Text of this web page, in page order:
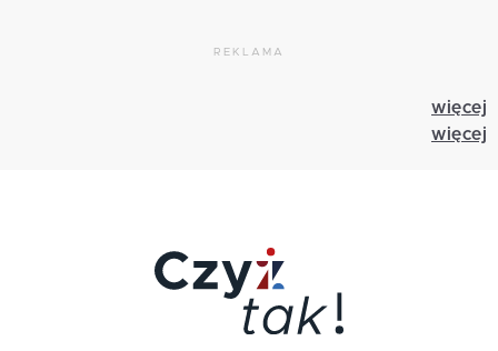
REKLAMA
więcej
więcej